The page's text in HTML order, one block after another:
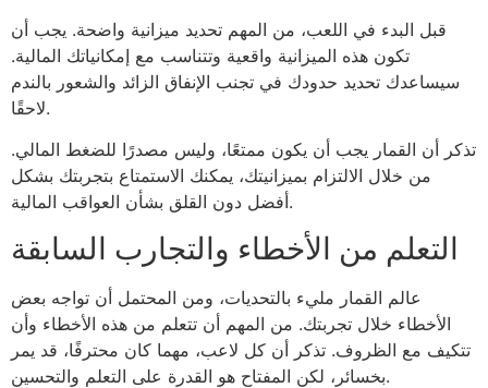
قبل البدء في اللعب، من المهم تحديد ميزانية واضحة. يجب أن
تكون هذه الميزانية واقعية وتتناسب مع إمكانياتك المالية.
سيساعدك تحديد حدودك في تجنب الإنفاق الزائد والشعور بالندم
لاحقًا.
تذكر أن القمار يجب أن يكون ممتعًا، وليس مصدرًا للضغط المالي.
من خلال الالتزام بميزانيتك، يمكنك الاستمتاع بتجربتك بشكل
أفضل دون القلق بشأن العواقب المالية.
التعلم من الأخطاء والتجارب السابقة
عالم القمار مليء بالتحديات، ومن المحتمل أن تواجه بعض
الأخطاء خلال تجربتك. من المهم أن تتعلم من هذه الأخطاء وأن
تتكيف مع الظروف. تذكر أن كل لاعب، مهما كان محترفًا، قد يمر
بخسائر، لكن المفتاح هو القدرة على التعلم والتحسين.